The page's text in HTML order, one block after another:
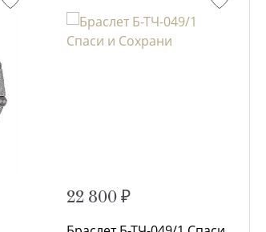
22 800 ₽